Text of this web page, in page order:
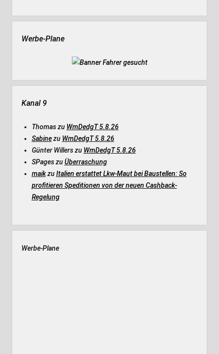
Werbe-Plane
Kanal 9
Thomaszu WmDedgT 5.8.26
Sabinezu WmDedgT 5.8.26
Günter Willerszu WmDedgT 5.8.26
SPageszuÜberraschung
maikzuItalien erstattet Lkw-Maut bei Baustellen: So
profitieren Speditionen von der neuen Cashback-
Regelung
Werbe-Plane